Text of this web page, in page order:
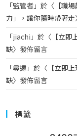
「監管者 」於〈 【職
力」，讓你隨時帶著走
「jiachi 」於〈 【立
缺〉發佈留言
「尋遠 」於〈 【立即
缺〉發佈留言
標籤